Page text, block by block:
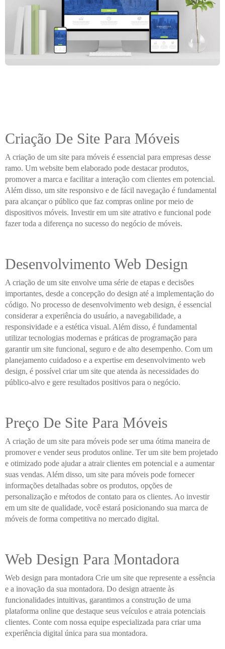
Criação De Site Para Móveis
A criação de um site para móveis é essencial para empresas desse
ramo. Um website bem elaborado pode destacar produtos,
promover a marca e facilitar a interação com clientes em potencial.
Além disso, um site responsivo e de fácil navegação é fundamental
para alcançar o público que faz compras online por meio de
dispositivos móveis. Investir em um site atrativo e funcional pode
fazer toda a diferença no sucesso do negócio de móveis.
Desenvolvimento Web Design
A criação de um site envolve uma série de etapas e decisões
importantes, desde a concepção do design até a implementação do
código. No processo de desenvolvimento web design, é essencial
considerar a experiência do usuário, a navegabilidade, a
responsividade e a estética visual. Além disso, é fundamental
utilizar tecnologias modernas e práticas de programação para
garantir um site funcional, seguro e de alto desempenho. Com um
planejamento cuidadoso e a expertise em desenvolvimento web
design, é possível criar um site que atenda às necessidades do
público-alvo e gere resultados positivos para o negócio.
Preço De Site Para Móveis
A criação de um site para móveis pode ser uma ótima maneira de
promover e vender seus produtos online. Ter um site bem projetado
e otimizado pode ajudar a atrair clientes em potencial e a aumentar
suas vendas. Além disso, um site para móveis pode fornecer
informações detalhadas sobre os produtos, opções de
personalização e métodos de contato para os clientes. Ao investir
em um site de qualidade, você estará posicionando sua marca de
móveis de forma competitiva no mercado digital.
Web Design Para Montadora
Web design para montadora Crie um site que represente a essência
e a inovação da sua montadora. Do design atraente às
funcionalidades intuitivas, garantimos a construção de uma
plataforma online que destaque seus veículos e atraia potenciais
clientes. Conte com nossa equipe especializada para criar uma
experiência digital única para sua montadora.